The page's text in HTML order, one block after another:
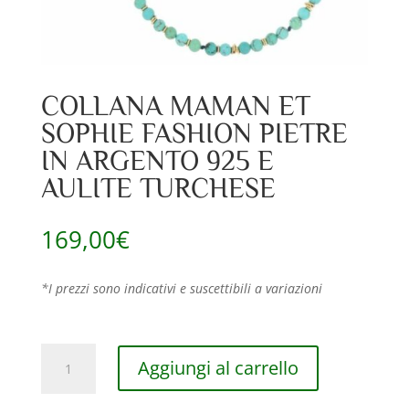
COLLANA MAMAN ET
SOPHIE FASHION PIETRE
IN ARGENTO 925 E
AULITE TURCHESE
169,00€
*I prezzi sono indicativi e suscettibili a variazioni
MAMAN
Aggiungi al carrello